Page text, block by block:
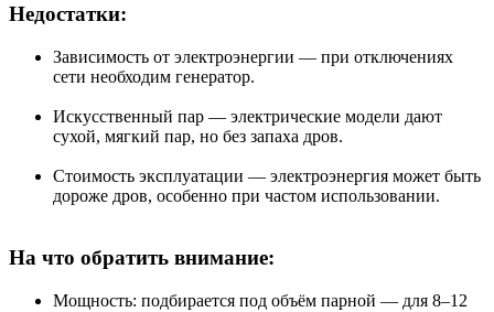
Недостатки:
Зависимость от электроэнергии — при отключениях
сети необходим генератор.
Искусственный пар — электрические модели дают
сухой, мягкий пар, но без запаха дров.
Стоимость эксплуатации — электроэнергия может быть
дороже дров, особенно при частом использовании.
На что обратить внимание:
Мощность: подбирается под объём парной — для 8–12